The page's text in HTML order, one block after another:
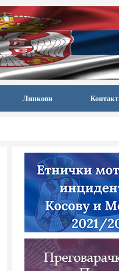
Линкови Контакт